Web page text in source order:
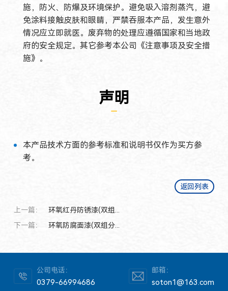
施，防火、防爆及环境保护。避免吸入溶剂蒸汽，避
免涂料接触皮肤和眼睛，严禁吞服本产品，发生意外
情况应立即就医。废弃物的处理应遵循国家和当地政
府的安全规定。其它参考本公司《注意事项及安全措
施》。
声明
本产品技术方面的参考标准和说明书仅作为买方参
考。
返回列表
上一篇：
环氧红丹防锈漆(双组...
下一篇：
环氧防腐面漆(双组分...
公司电话：
0379-66994686
邮箱：
soton1@163.com